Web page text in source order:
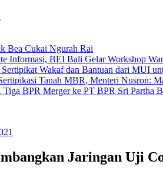
Bea Cukai Ngurah Rai
Informasi, BEI Bali Gelar Workshop
Wakaf dan Bantuan dari MUI
Tanah MBR, Menteri Nusron:
BPR Merger ke PT BPR Sri Partha
Jaringan Uji